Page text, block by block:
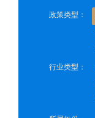
政策类型：
行业类型：